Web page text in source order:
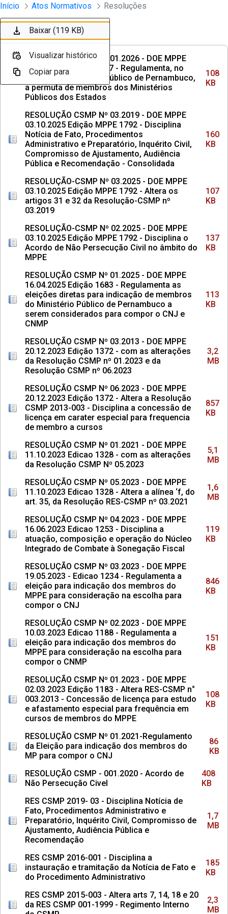
Pular para o Conteúdo principal
Instrumento jurídico - Documentos
Início Atos Normativos Resoluções
Ordenar Filtro
RESOLUÇÃO CSMP Nº 01.2026 - DOE MPPE
29.04.2026 Edicao 1917 - Regulamenta, no
âmbito do Ministério Público de Pernambuco,
a permuta de membros dos Ministérios
Públicos dos Estados
108
KB
RESOLUÇÃO CSMP Nº 03.2019 - DOE MPPE
03.10.2025 Edição MPPE 1792 - Disciplina
Notícia de Fato, Procedimentos
Administrativo e Preparatório, Inquérito Civil,
Compromisso de Ajustamento, Audiência
Pública e Recomendação - Consolidada
160
KB
RESOLUÇÃO-CSMP Nº 03.2025 - DOE MPPE
03.10.2025 Edição MPPE 1792 - Altera os
artigos 31 e 32 da Resolução-CSMP nº
03.2019
107
KB
RESOLUÇÃO-CSMP Nº 02.2025 - DOE MPPE
03.10.2025 Edição MPPE 1792 - Disciplina o
Acordo de Não Persecução Civil no âmbito do
MPPE
137
KB
RESOLUÇÃO CSMP Nº 01.2025 - DOE MPPE
16.04.2025 Edição 1683 - Regulamenta as
eleições diretas para indicação de membros
do Ministério Público de Pernambuco a
serem considerados para compor o CNJ e
CNMP
113
KB
RESOLUÇÃO CSMP Nº 03.2013 - DOE MPPE
20.12.2023 Edição 1372 - com as alterações
da Resolução CSMP nº 01.2023 e da
Resolução CSMP nº 06.2023
3,2
MB
RESOLUÇÃO CSMP Nº 06.2023 - DOE MPPE
20.12.2023 Edição 1372 - Altera a Resolução
CSMP 2013-003 - Disciplina a concessão de
licença em carater especial para frequencia
de membro a cursos
857
KB
RESOLUÇÃO CSMP Nº 01.2021 - DOE MPPE
11.10.2023 Edicao 1328 - com as alterações
da Resolução CSMP Nº 05.2023
5,1
MB
RESOLUÇÃO CSMP Nº 05.2023 - DOE MPPE
11.10.2023 Edicao 1328 - Altera a alínea ‘f, do
art. 35, da Resolução RES-CSMP nº 03.2021
1,6
MB
RESOLUÇÃO CSMP Nº 04.2023 - DOE MPPE
16.06.2023 Edicao 1253 - Disciplina a
atuação, composição e operação do Núcleo
Integrado de Combate à Sonegação Fiscal
119
KB
RESOLUÇÃO CSMP Nº 03.2023 - DOE MPPE
19.05.2023 - Edicao 1234 - Regulamenta a
eleição para indicação dos membros do
MPPE para consideração na escolha para
compor o CNJ
846
KB
RESOLUÇÃO CSMP Nº 02.2023 - DOE MPPE
10.03.2023 Edicao 1188 - Regulamenta a
eleição para indicação dos membros do
MPPE para consideração na escolha para
compor o CNMP
151
KB
RESOLUÇÃO CSMP Nº 01.2023 - DOE MPPE
02.03.2023 Edição 1183 - Altera RES-CSMP n°
003.2013 - Concessão de licença para estudo
e afastamento especial para frequência em
cursos de membros do MPPE
108
KB
RESOLUÇÃO CSMP Nº 01.2021-Regulamento
da Eleição para indicação dos membros do
MP para compor o CNJ
86
KB
RESOLUÇÃO CSMP - 001.2020 - Acordo de
Não Persecução Civel
408
KB
RES CSMP 2019- 03 - Disciplina Notícia de
Fato, Procedimentos Administrativo e
Preparatório, Inquérito Civil, Compromisso de
Ajustamento, Audiência Pública e
Recomendação
1,7
MB
RES CSMP 2016-001 - Disciplina a
instauração e tramitação da Notícia de Fato e
do Procedimento Administrativo
185
KB
RES CSMP 2015-003 - Altera arts 7, 14, 18 e 20
da RES CSMP 001-1999 - Regimento Interno
2,3
MB
Baixar (108 KB)
Visualizar histórico
Copiar para
Baixar (160 KB)
Visualizar histórico
Copiar para
Baixar (107 KB)
Visualizar histórico
Copiar para
Baixar (137 KB)
Visualizar histórico
Copiar para
Baixar (113 KB)
Visualizar histórico
Copiar para
Baixar (3,2 MB)
Visualizar histórico
Copiar para
Baixar (857 KB)
Visualizar histórico
Copiar para
Baixar (5,1 MB)
Visualizar histórico
Copiar para
Baixar (1,6 MB)
Visualizar histórico
Copiar para
Baixar (119 KB)
Visualizar histórico
Copiar para